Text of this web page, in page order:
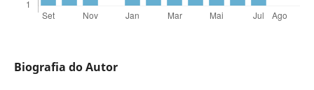
Biografia do Autor